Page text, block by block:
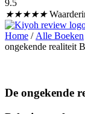
9.5
★★★★★
Home / Alle Boeken
ongekende realiteit
De ongekende